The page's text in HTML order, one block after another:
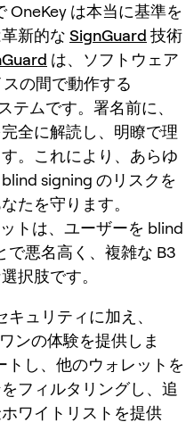
OneKey は本当に基準を
新的な SignGuard 技術
は、ソフトウェア
の間で動作する
テムです。署名前に、
全に解読し、明瞭で理
。これにより、あらゆ
signing のリスクを
たを守ります。
トは、ユーザーを blind
で悪名高く、複雑な B3
択肢です。
キュリティに加え、
ンの体験を提供しま
トし、他のウォレットを
フィルタリングし、追
ワイトリストを提供